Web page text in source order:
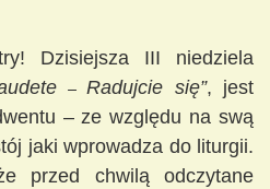
Dzisiejsza III niedziela
–Radujcie się”, jest
– ze względu na swą
jaki wprowadza do liturgii.
przed chwilą odczytane